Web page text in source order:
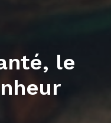
le